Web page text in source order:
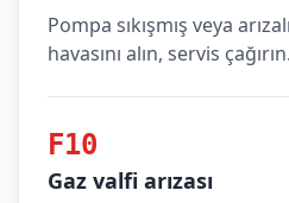
Pompa sıkışmış veya
havasını alın, servis çağırın.
F10
Gaz valfi arızası